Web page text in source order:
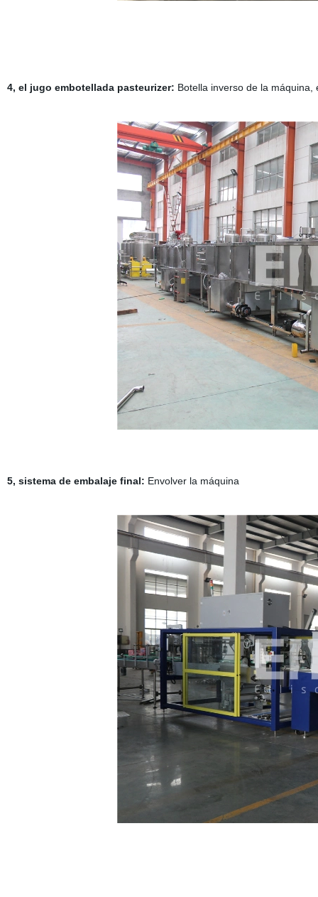
4, el jugo embotellada pasteurizer: Botella inverso de la
5, sistema de embalaje final: Envolver la máquina